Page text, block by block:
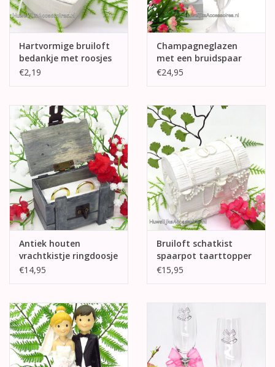
Hartvormige bruiloft
bedankje met roosjes
€2,19
Champagneglazen
met een bruidspaar
€24,95
Antiek houten
vrachtkistje ringdoosje
€14,95
Bruiloft schatkist
spaarpot taarttopper
€15,95